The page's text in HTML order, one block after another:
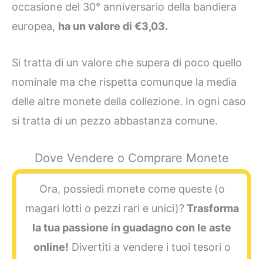
occasione del 30° anniversario della bandiera
europea, ha un valore di €3,03.
Si tratta di un valore che supera di poco quello
nominale ma che rispetta comunque la media
delle altre monete della collezione. In ogni caso
si tratta di un pezzo abbastanza comune.
Dove Vendere o Comprare Monete
Ora, possiedi monete come queste (o
magari lotti o pezzi rari e unici)? Trasforma
la tua passione in guadagno con le aste
online! Divertiti a vendere i tuoi tesori o